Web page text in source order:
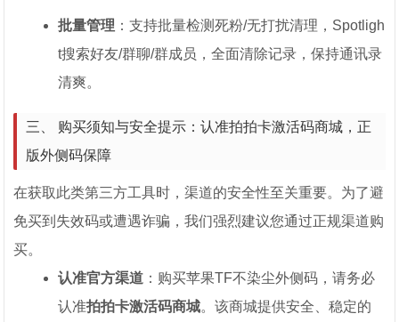
批量管理 ：支持批量检测死粉/无打扰清理，Spotligh
t搜索好友/群聊/群成员，全面清除记录，保持通讯录
清爽。
三、 购买须知与安全提示：认准拍拍卡激活码商城，正
版外侧码保障
在获取此类第三方工具时，渠道的安全性至关重要。为了避
免买到失效码或遭遇诈骗，我们强烈建议您通过正规渠道购
买。
认准官方渠道 ：购买苹果TF不染尘外侧码，请务必
认准拍拍卡激活码商城。该商城提供安全、稳定的